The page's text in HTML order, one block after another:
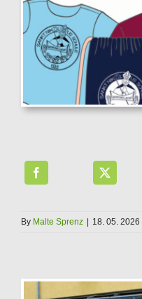
By Malte Sprenz 18. 05. 2026